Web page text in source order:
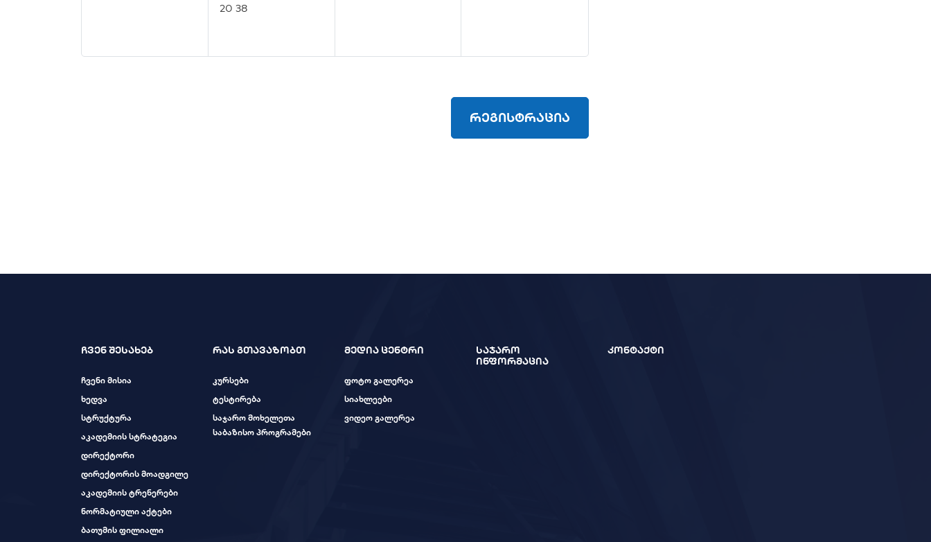
20 38
რეგისტრაცია
ჩვენ შესახებ
ჩვენი მისია
ხედვა
სტრუქტურა
აკადემიის სტრატეგია
დირექტორი
დირექტორის მოადგილე
აკადემიის ტრენერები
ნორმატიული აქტები
ბათუმის ფილიალი
რას გთავაზობთ
კურსები
ტესტირება
საჯარო მოხელეთა
საბაზისო პროგრამები
მედია ცენტრი
ფოტო გალერეა
სიახლეები
ვიდეო გალერეა
საჯარო
ინფორმაცია
კონტაქტი